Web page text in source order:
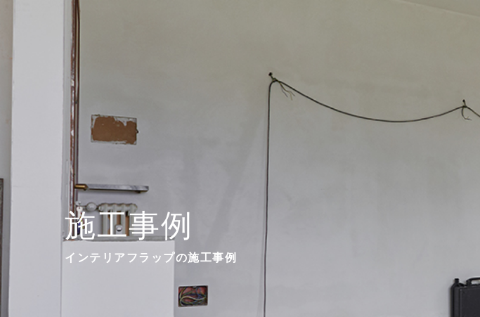
施工事例
インテリアフラップの施工事例